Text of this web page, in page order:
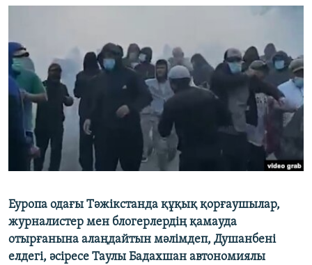
Еуропа одағы Тәжікстанда құқық қорғаушылар,
журналистер мен блогерлердің қамауда
отырғанына алаңдайтын мәлімдеп, Душанбені
елдегі, әсіресе Таулы Бадахшан автономиялы